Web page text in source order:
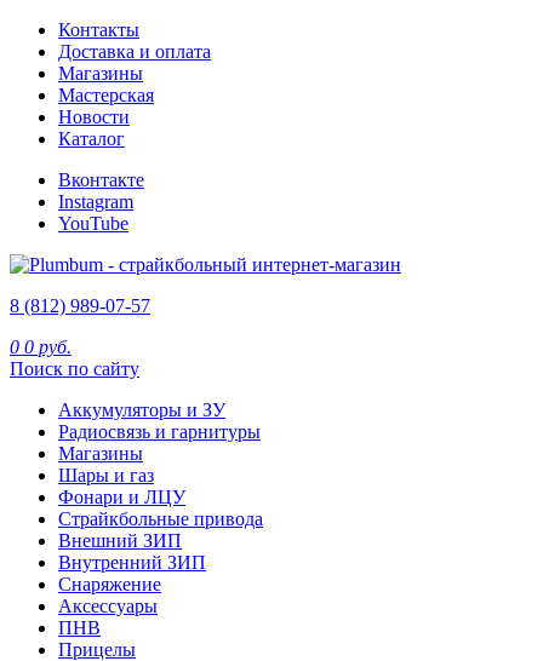
Контакты
Доставка и оплата
Магазины
Мастерская
Новости
Каталог
Вконтакте
Instagram
YouTube
8 (812) 989-07-57
0 0 руб.
Поиск по сайту
Аккумуляторы и ЗУ
Радиосвязь и гарнитуры
Магазины
Шары и газ
Фонари и ЛЦУ
Страйкбольные привода
Внешний ЗИП
Внутренний ЗИП
Снаряжение
Аксессуары
ПНВ
Прицелы